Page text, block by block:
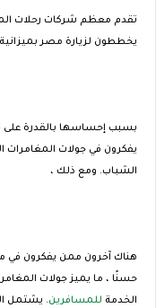
تقدم معظم شركات رحلات
يخططون لزيارة مصر بميزانية
بسبب إحساسها بالقدرة على
يفكرون في جولات
الشباب. ومع ذلك ،
هناك آخرون ممن يفكرون في
حسنًا ، ما يميز جولات
الخدمةللمسافرين. يشتمل